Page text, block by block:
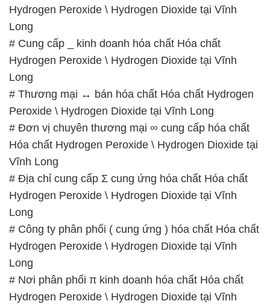
Hydrogen Peroxide \ Hydrogen Dioxide tại Vĩnh
Long
# Cung cấp _ kinh doanh hóa chất Hóa chất
Hydrogen Peroxide \ Hydrogen Dioxide tại Vĩnh
Long
# Thương mại ↔ bán hóa chất Hóa chất Hydrogen
Peroxide \ Hydrogen Dioxide tại Vĩnh Long
# Đơn vị chuyên thương mại ∞ cung cấp hóa chất
Hóa chất Hydrogen Peroxide \ Hydrogen Dioxide tại
Vĩnh Long
# Địa chỉ cung cấp Σ cung ứng hóa chất Hóa chất
Hydrogen Peroxide \ Hydrogen Dioxide tại Vĩnh
Long
# Công ty phân phối ( cung ứng ) hóa chất Hóa chất
Hydrogen Peroxide \ Hydrogen Dioxide tại Vĩnh
Long
# Nơi phân phối π kinh doanh hóa chất Hóa chất
Hydrogen Peroxide \ Hydrogen Dioxide tại Vĩnh